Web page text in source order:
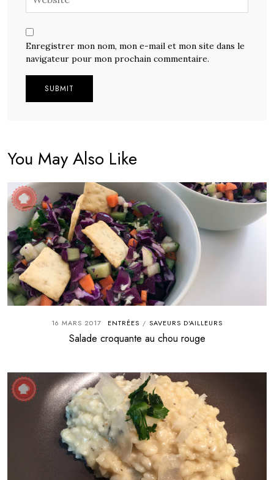
Enregistrer mon nom, mon e-mail et mon site dans le
navigateur pour mon prochain commentaire.
You May Also Like
16 MARS 2017 ENTRÉES / SAVEURS D'AILLEURS
Salade croquante au chou rouge